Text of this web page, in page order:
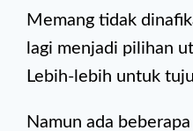
Memang tidak
lagi menjadi pilihan
Lebih-lebih untuk
Namun ada